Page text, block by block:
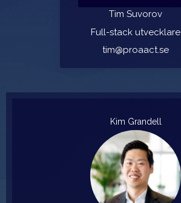
Tim Suvorov
Full-stack utvecklare
tim@proaact.se
Kim Grandell